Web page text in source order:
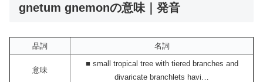
gnetum gnemonの意味｜発音
品詞 名詞
意味
■ small tropical tree with tiered branches and
divaricate branchlets havi…